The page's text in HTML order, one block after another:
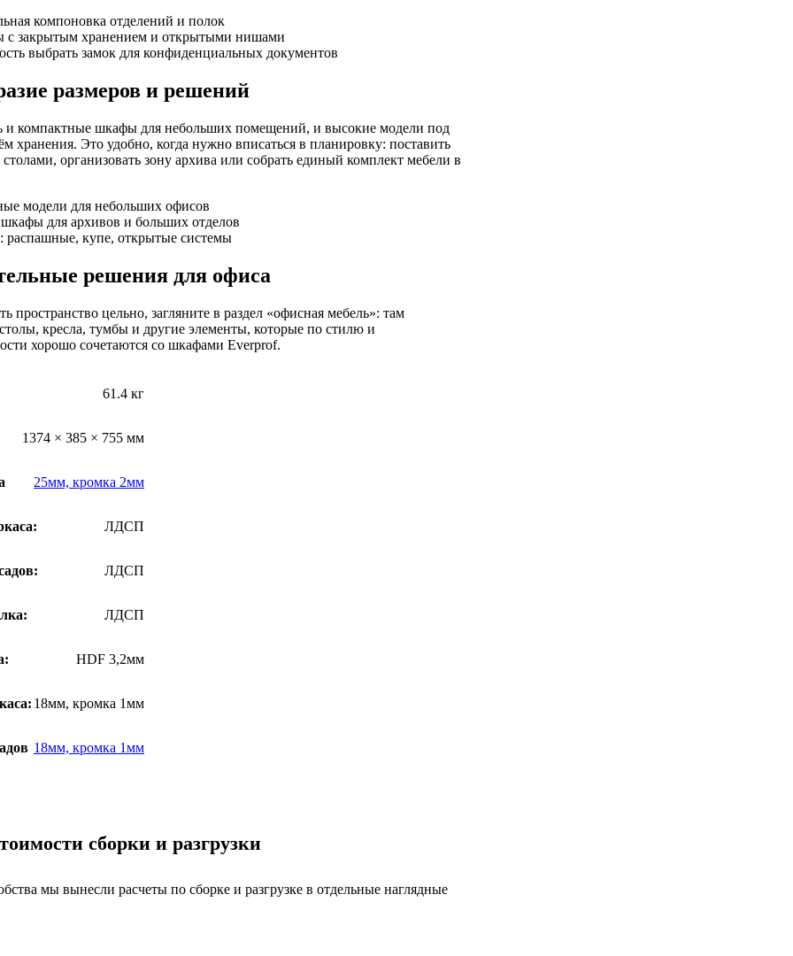
компоновка отделений и полок
с закрытым хранением и открытыми нишами
выбрать замок для конфиденциальных документов
размеров и решений
и компактные шкафы для небольших помещений, и высокие модели под
хранения. Это удобно, когда нужно вписаться в планировку: поставить
организовать зону архива или собрать единый комплект мебели в
модели для небольших офисов
для архивов и больших отделов
распашные, купе, открытые системы
решения для офиса
пространство цельно, загляните в раздел «офисная мебель»: там
кресла, тумбы и другие элементы, которые по стилю и
хорошо сочетаются со шкафами Everprof.
61.4 кг
1374 × 385 × 755 мм
25мм, кромка 2мм
ЛДСП
ЛДСП
ЛДСП
HDF 3,2мм
18мм, кромка 1мм
18мм, кромка 1мм
сборки и разгрузки
мы вынесли расчеты по сборке и разгрузке в отдельные наглядные